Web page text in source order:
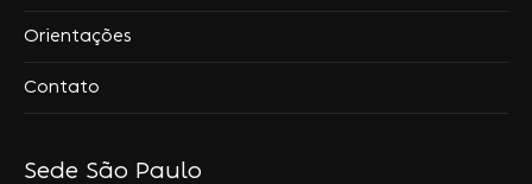
Orientações
Contato
Sede São Paulo